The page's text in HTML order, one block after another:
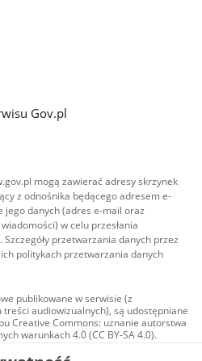
Gov.pl
mogą zawierać adresy skrzynek
z odnośnika będącego adresem e-
jego danych (adres e-mail oraz
w celu przesłania
przetwarzania danych przez
politykach przetwarzania danych
publikowane w serwisie (z
treści audiowizualnych), są udostępniane
Creative Commons: uznanie autorstwa
warunkach 4.0 (CC BY-SA 4.0).
w tym zdjęcia, materiały